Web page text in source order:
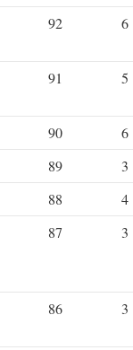
92 6
91 5
90
6
89
3
88
4
87 3
86 3